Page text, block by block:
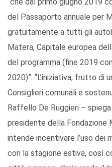
“che dal primo giugno 2019
del Passaporto annuale per
gratuitamente a tutti gli
Matera, Capitale europea
del programma (fine 2019
2020)”. “L’iniziativa, frutto di
Consiglieri comunali e
Raffello De Ruggieri –
presidente della Fondazione
intende incentivare l’uso dei
con la stagione estiva, così